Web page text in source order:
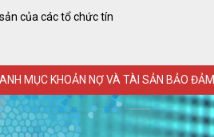
của các tổ chức tín
MỤC KHOẢN NỢ VÀ TÀI SẢN BẢO ĐẢM